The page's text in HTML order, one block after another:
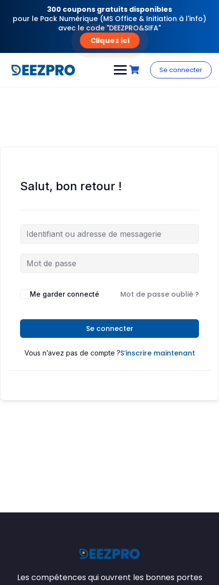
300 coupons gratuits disponibles
pour le Pack Numérique (MS Office & Initiation à l'info)
avec le code "DEEZPRO&SIFA"
Cliquez ici
content
Se connecter
Salut, bon retour !
Me garder connecté Mot de passe oublié ?
Se connecter
Vous n’avez pas de compte ?S’inscrire maintenant
Les compétences qui ouvrent les bonnes portes